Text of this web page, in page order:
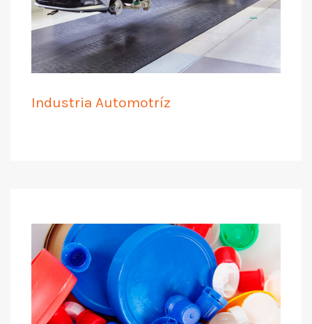
Industria Automotríz